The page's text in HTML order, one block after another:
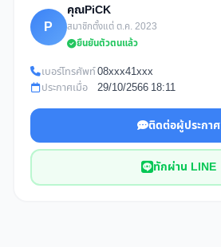
P
คุณPiCK
สมาชิกตั้งแต่ ต.ค. 2023
ยืนยันตัวตนแล้ว
เบอร์โทรศัพท์08xxx41xxx
ประกาศเมื่อ
29/10/2566 18:11
ติดต่อผู้ประกาศ
ทักผ่าน LINE